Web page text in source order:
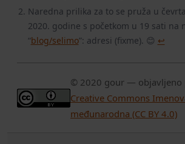
Naredna prilika za to se pruža u
2020. godine s početkom u 19 sati na
“blog/selimo”: adresi (fixme). 😊 ↩
© 2020 gour — objavljeno
Creative Commons
međunarodna (CC BY 4.0)